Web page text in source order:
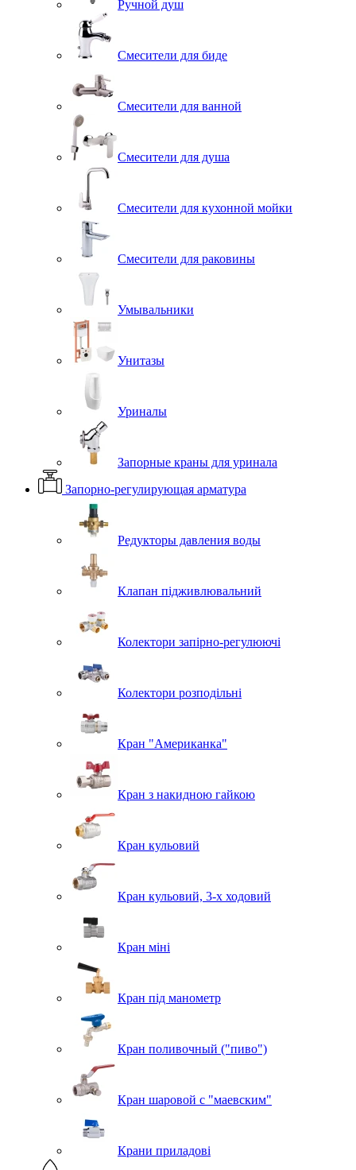
Ручной душ
Смесители для биде
Смесители для ванной
Смесители для душа
Смесители для кухонной мойки
Смесители для раковины
Умывальники
Унитазы
Уриналы
Запорные краны для уринала
Запорно-регулирующая арматура
Редукторы давления воды
Клапан підживлювальний
Колектори запірно-регулюючі
Колектори розподільні
Кран "Американка"
Кран з накидною гайкою
Кран кульовий
Кран кульовий, 3-х ходовий
Кран міні
Кран під манометр
Кран поливочный ("пиво")
Кран шаровой с "маевским"
Крани приладові